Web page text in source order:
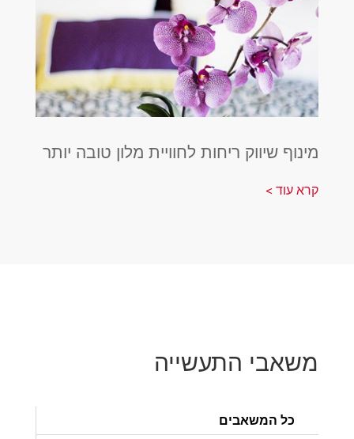
מינוף שיווק ריחות לחוויית מלון טובה יותר
קרא עוד >
משאבי התעשייה
כל המשאבים